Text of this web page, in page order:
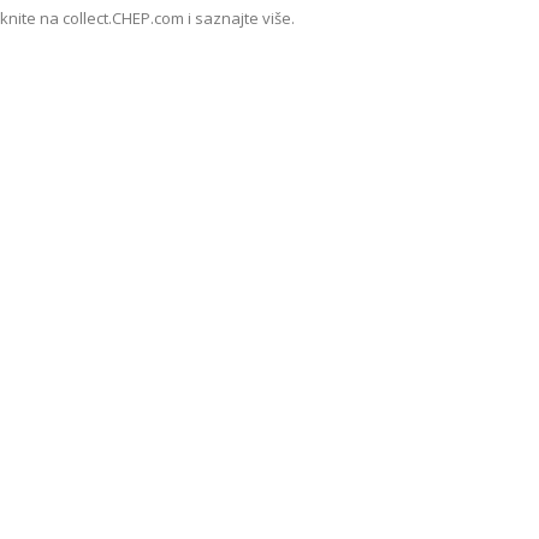
na collect.CHEP.com i saznajte više.